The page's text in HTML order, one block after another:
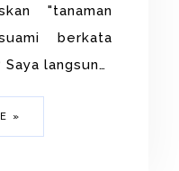
"tanaman
berkata
langsun…
»